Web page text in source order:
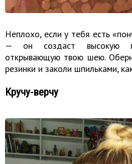
Неплохо, если у тебя есть
— он создаст высокую
открывающую твою шею.
резинки и заколи шпильками,
Кручу-верчу